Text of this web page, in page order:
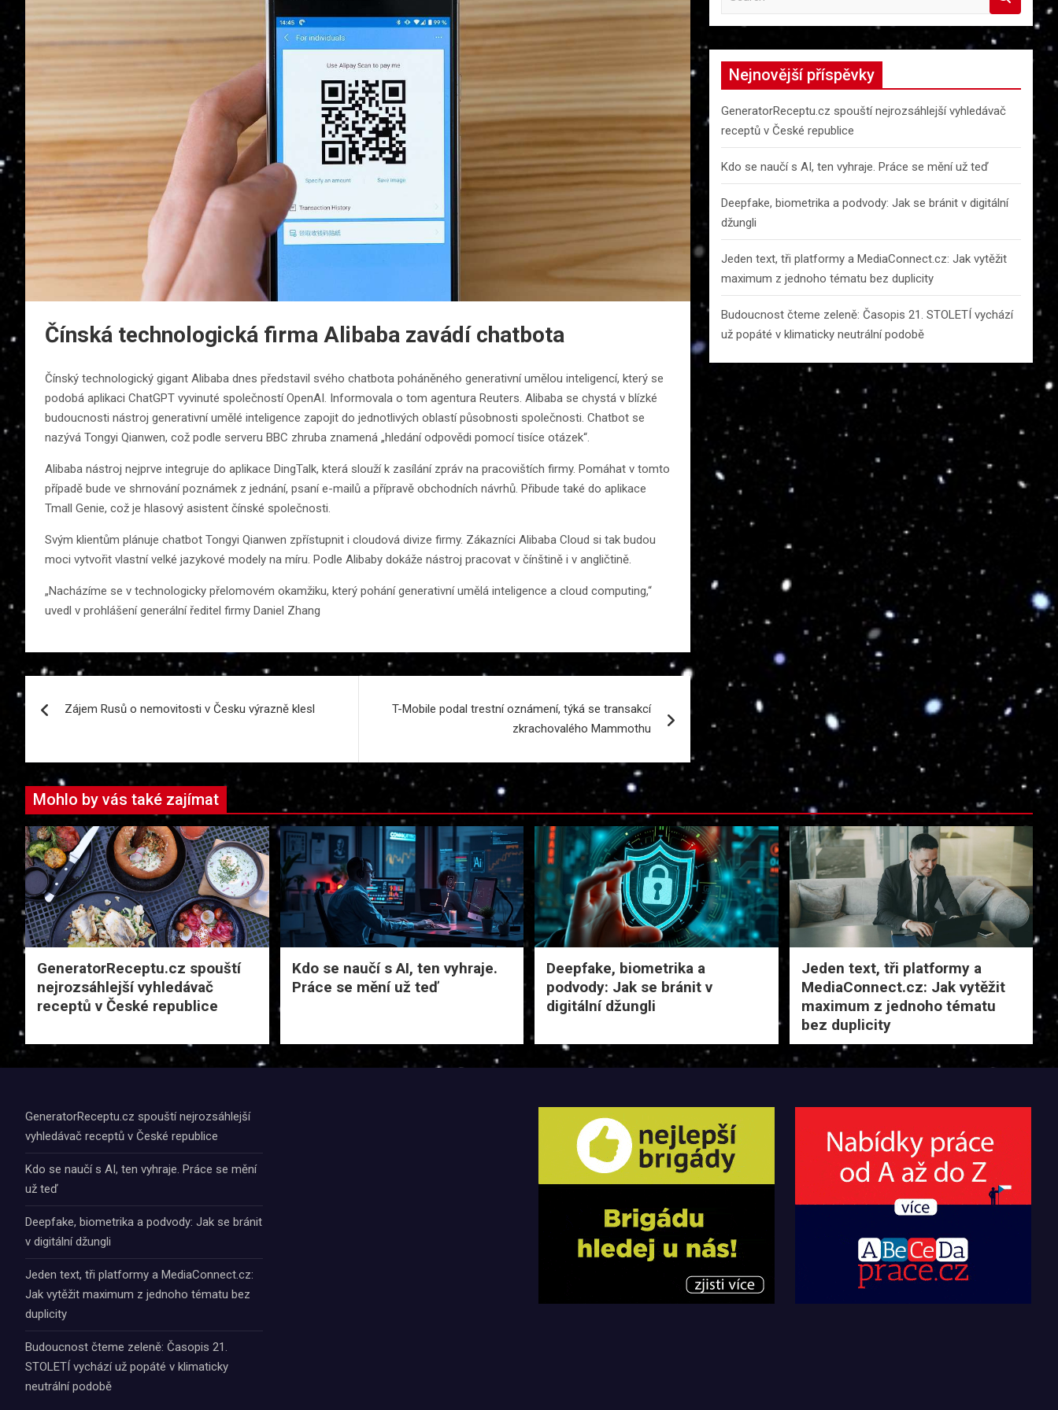
Čínská technologická firma Alibaba zavádí chatbota
Čínský technologický gigant Alibaba dnes představil svého chatbota poháněného generativní umělou inteligencí, který se
podobá aplikaci ChatGPT vyvinuté společností OpenAI. Informovala o tom agentura Reuters. Alibaba se chystá v blízké
budoucnosti nástroj generativní umělé inteligence zapojit do jednotlivých oblastí působnosti společnosti. Chatbot se
nazývá Tongyi Qianwen, což podle serveru BBC zhruba znamená „hledání odpovědi pomocí tisíce otázek“.
Alibaba nástroj nejprve integruje do aplikace DingTalk, která slouží k zasílání zpráv na pracovištích firmy. Pomáhat v tomto
případě bude ve shrnování poznámek z jednání, psaní e-mailů a přípravě obchodních návrhů. Přibude také do aplikace
Tmall Genie, což je hlasový asistent čínské společnosti.
Svým klientům plánuje chatbot Tongyi Qianwen zpřístupnit i cloudová divize firmy. Zákazníci Alibaba Cloud si tak budou
moci vytvořit vlastní velké jazykové modely na míru. Podle Alibaby dokáže nástroj pracovat v čínštině i v angličtině.
„Nacházíme se v technologicky přelomovém okamžiku, který pohání generativní umělá inteligence a cloud computing,“
uvedl v prohlášení generální ředitel firmy Daniel Zhang
pro
příspěvek
Zájem Rusů o nemovitosti v Česku výrazně klesl
T-Mobile podal trestní oznámení, týká se transakcí
zkrachovalého Mammothu
a
r
h
Nejnovější příspěvky
GeneratorReceptu.cz spouští nejrozsáhlejší vyhledávač
receptů v České republice
Kdo se naučí s AI, ten vyhraje. Práce se mění už teď
Deepfake, biometrika a podvody: Jak se bránit v digitální
džungli
Jeden text, tři platformy a MediaConnect.cz: Jak vytěžit
maximum z jednoho tématu bez duplicity
Budoucnost čteme zeleně: Časopis 21. STOLETÍ vychází
už popáté v klimaticky neutrální podobě
Mohlo by vás také zajímat
GeneratorReceptu.cz spouští
nejrozsáhlejší vyhledávač
receptů v České republice
Kdo se naučí s AI, ten vyhraje.
Práce se mění už teď
Deepfake, biometrika a
podvody: Jak se bránit v
digitální džungli
Jeden text, tři platformy a
MediaConnect.cz: Jak vytěžit
maximum z jednoho tématu
bez duplicity
GeneratorReceptu.cz spouští nejrozsáhlejší
vyhledávač receptů v České republice
Kdo se naučí s AI, ten vyhraje. Práce se mění
už teď
Deepfake, biometrika a podvody: Jak se bránit
v digitální džungli
Jeden text, tři platformy a MediaConnect.cz:
Jak vytěžit maximum z jednoho tématu bez
duplicity
Budoucnost čteme zeleně: Časopis 21.
STOLETÍ vychází už popáté v klimaticky
neutrální podobě